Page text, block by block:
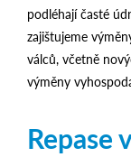
podléhají časté
zajištujeme
válců, včetně
výměny
Repase